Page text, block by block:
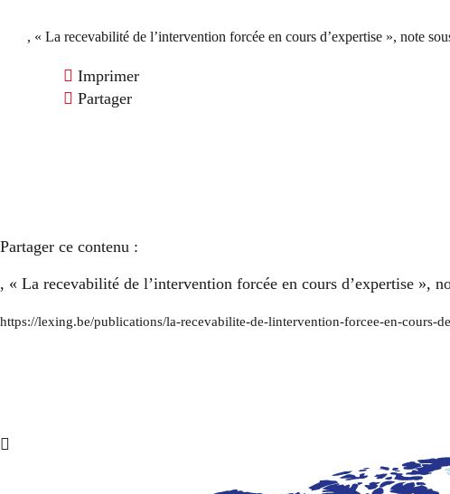
, « La recevabilité de l’intervention forcée en cours d’expertise », note
Imprimer
Partager
Partager ce contenu :
, « La recevabilité de l’intervention forcée en cours d’expertise
https://lexing.be/publications/la-recevabilite-de-lintervention-forcee-en-